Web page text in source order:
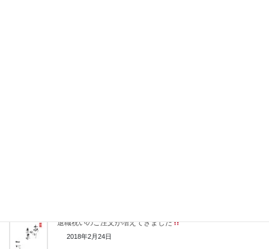
退職祝いのご注文が増えてきました
2018年2月24日